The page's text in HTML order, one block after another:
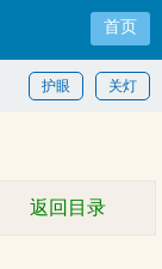
首页
关灯
护眼
返回目录